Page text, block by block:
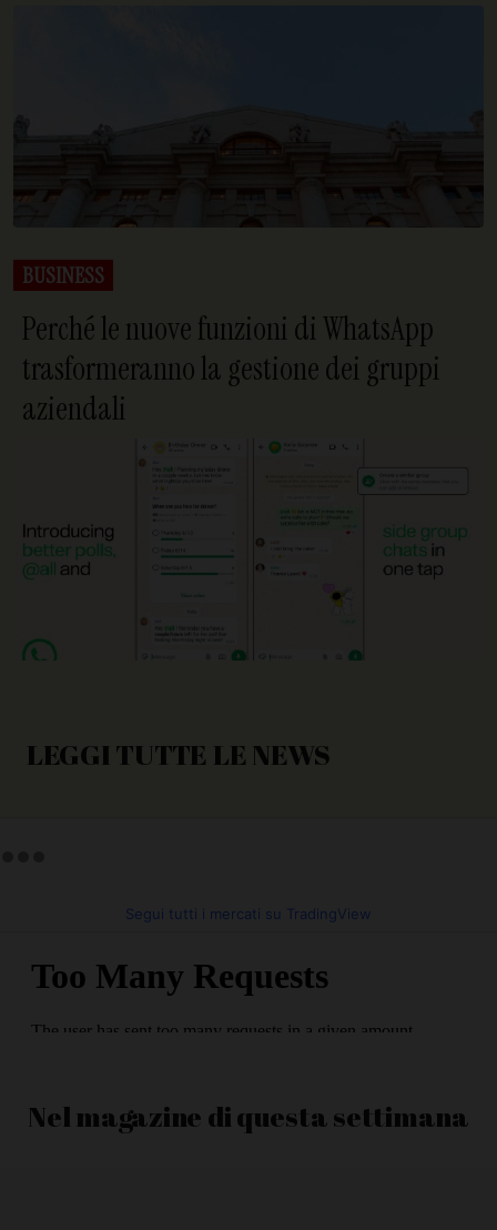
BUSINESS
Perché le nuove funzioni di WhatsApp
trasformeranno la gestione dei gruppi
aziendali
LEGGI TUTTE LE NEWS
Segui tutti i mercati su TradingView
Nel magazine di questa settimana